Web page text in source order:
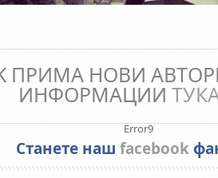
ПРИМА НОВИ
ИНФОРМАЦИИ
Станете наш facebook
Error9